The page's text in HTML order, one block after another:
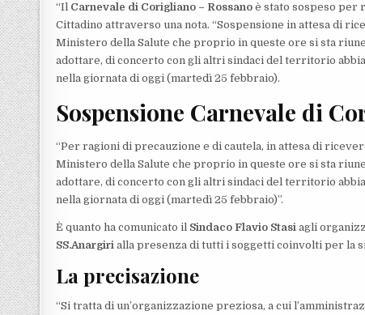
“Il Carnevale di Corigliano – Rossano è stato sospeso per
Cittadino attraverso una nota. “Sospensione in attesa di
Ministero della Salute che proprio in queste ore si sta
adottare, di concerto con gli altri sindaci del territorio
nella giornata di oggi (martedì 25 febbraio).
Sospensione Carnevale di
“Per ragioni di precauzione e di cautela, in attesa di
Ministero della Salute che proprio in queste ore si sta
adottare, di concerto con gli altri sindaci del territorio
nella giornata di oggi (martedì 25 febbraio)”.
È quanto ha comunicato il Sindaco Flavio Stasi agli
SS.Anargiri alla presenza di tutti i soggetti coinvolti per la
La precisazione
“Si tratta di un’organizzazione preziosa, a cui